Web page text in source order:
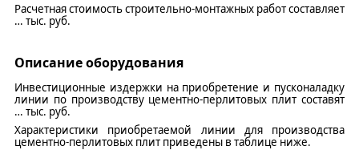
Расчетная стоимость строительно-монтажных работ составляет
… тыс. руб.
Описаниеоборудования
Инвестиционные издержки на приобретение и пусконаладку
линии по производству цементно-перлитовых плит составят
… тыс. руб.
Характеристики приобретаемой линии для производства
цементно-перлитовых плит приведены в таблице ниже.